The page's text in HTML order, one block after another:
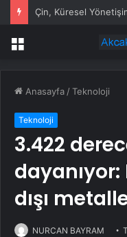
Çin, Küresel
Menü
Anasayfa /Teknoloji
Teknoloji
3.422
dayanıyor:
dışı
NURCAN BAYRAM